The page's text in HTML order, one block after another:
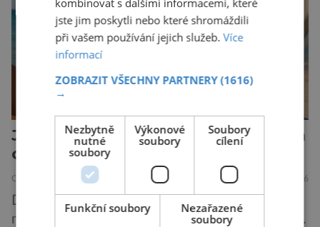
Jižní Korea udává směr v inovacích
ochrany proti slunci
OBJEVY ZAJÍMAVOSTI 30.6.2026
Dříve bylo na opalovací krémy nahlíženo jako
na něco, co člověk použije na dovolené u moře.
kombinovat s dalšími informacemi, které
jste jim poskytli nebo které shromáždili
při vašem používání jejich služeb.Více
informací
ZOBRAZIT VŠECHNY PARTNERY(1616)
→
Nezbytně
nutné
soubory
Výkonové
soubory
Soubory
cílení
Funkční soubory
Nezařazené
soubory